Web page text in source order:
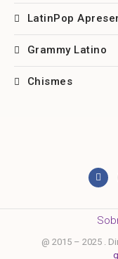
LatinPop
Grammy Latino
Chismes
@ 2015 – 2025 .